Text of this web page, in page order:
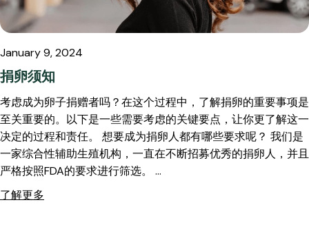
January 9, 2024
捐卵须知
考虑成为卵子捐赠者吗？在这个过程中，了解捐卵的重要事项是
至关重要的。以下是一些需要考虑的关键要点，让你更了解这一
决定的过程和责任。 想要成为捐卵人都有哪些要求呢？ 我们是
一家综合性辅助生殖机构，一直在不断招募优秀的捐卵人，并且
严格按照FDA的要求进行筛选。 …
了解更多